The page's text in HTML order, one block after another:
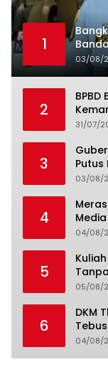
1
03/08/
2
31/07/
3
Putus
03/08/
4
04/08/
5
05/08/
6
DKM
Tebus
04/08/